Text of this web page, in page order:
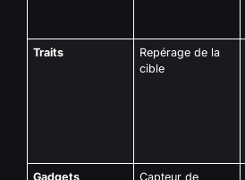
Traits
Repérage de la
cible
Gadgets
Capteur de